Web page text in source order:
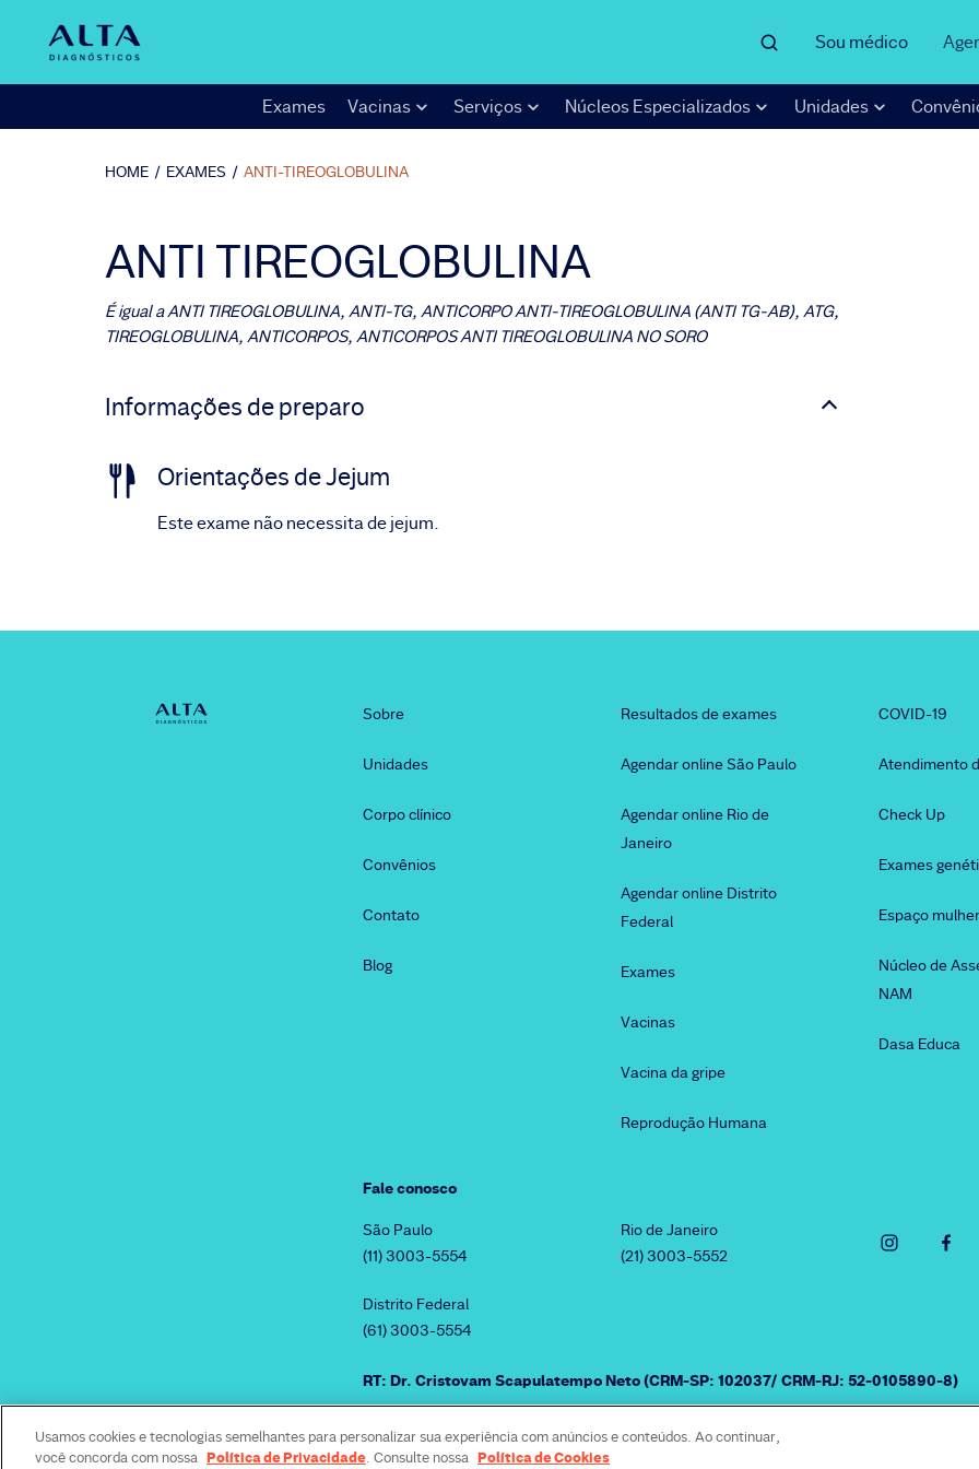
Sou médico
Exames Vacinas Serviços Núcleos Especializados Unidades
HOME / EXAMES / ANTI-TIREOGLOBULINA
ANTI TIREOGLOBULINA
É igual aANTI TIREOGLOBULINA, ANTI-TG, ANTICORPO ANTI-TIREOGLOBULINA (ANTI TG-AB), ATG,
TIREOGLOBULINA, ANTICORPOS, ANTICORPOS ANTI TIREOGLOBULINA NO SORO
Informações de preparo
Orientações de Jejum
Este exame não necessita de jejum.
Sobre
Unidades
Corpo clínico
Convênios
Contato
Blog
Resultados de exames
Agendar online São Paulo
Agendar online Rio de
Janeiro
Agendar online Distrito
Federal
Exames
Vacinas
Vacina da gripe
Reprodução Humana
COVID-19
Atendimento
Check Up
Exames
Espaço mulher
Núcleo de
NAM
Dasa Educa
Fale conosco
São Paulo
(11) 3003-5554
Rio de Janeiro
(21) 3003-5552
Distrito Federal
(61) 3003-5554
RT: Dr. Cristovam Scapulatempo Neto (CRM-SP: 102037/ CRM-RJ: 52-0105890-8)
Assessoria de imprensa Política de privacidade Direitos e deveres Trabalhe conosco Dasa
Usamos cookies e tecnologias semelhantes para personalizar sua experiência com anúncios e conteúdos. Ao continuar,
você concorda com nossa Política de Privacidade. Consulte nossa Política de Cookies